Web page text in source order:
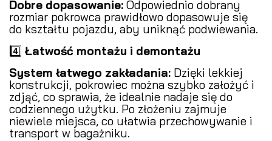
Dobre dopasowanie: Odpowiednio dobrany
rozmiar pokrowca prawidłowo dopasowuje się
do kształtu pojazdu, aby uniknąć podwiewania.
4️⃣ Łatwość montażu i demontażu
System łatwego zakładania: Dzięki lekkiej
konstrukcji, pokrowiec można szybko założyć i
zdjąć, co sprawia, że idealnie nadaje się do
codziennego użytku. Po złożeniu zajmuje
niewiele miejsca, co ułatwia przechowywanie i
transport w bagażniku.